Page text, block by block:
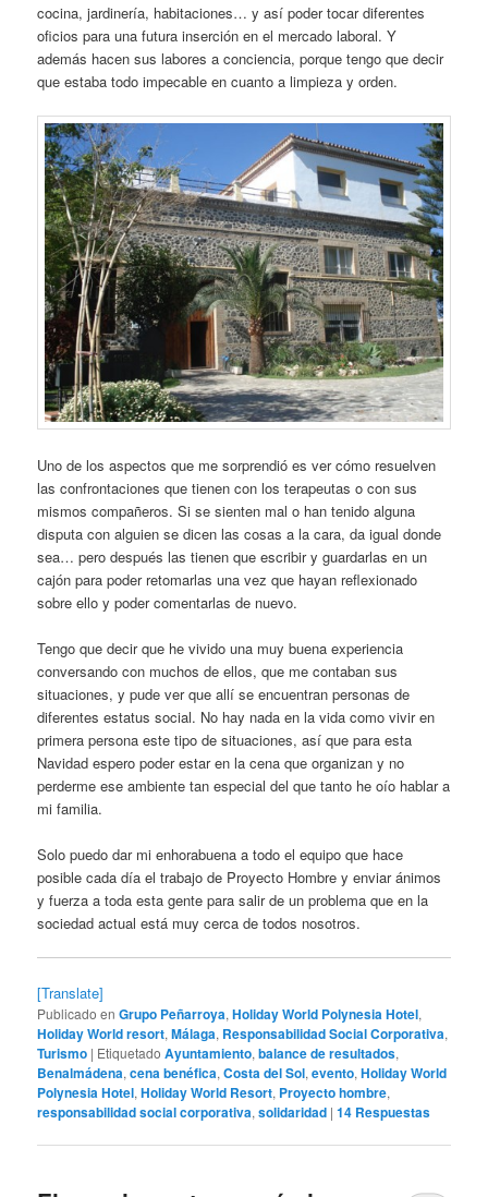
cocina, jardinería, habitaciones… y así poder tocar diferentes
oficios para una futura inserción en el mercado laboral. Y
además hacen sus labores a conciencia, porque tengo que decir
que estaba todo impecable en cuanto a limpieza y orden.
Uno de los aspectos que me sorprendió es ver cómo resuelven
las confrontaciones que tienen con los terapeutas o con sus
mismos compañeros. Si se sienten mal o han tenido alguna
disputa con alguien se dicen las cosas a la cara, da igual donde
sea… pero después las tienen que escribir y guardarlas en un
cajón para poder retomarlas una vez que hayan reflexionado
sobre ello y poder comentarlas de nuevo.
Tengo que decir que he vivido una muy buena experiencia
conversando con muchos de ellos, que me contaban sus
situaciones, y pude ver que allí se encuentran personas de
diferentes estatus social. No hay nada en la vida como vivir en
primera persona este tipo de situaciones, así que para esta
Navidad espero poder estar en la cena que organizan y no
perderme ese ambiente tan especial del que tanto he oío hablar a
mi familia.
Solo puedo dar mi enhorabuena a todo el equipo que hace
posible cada día el trabajo de Proyecto Hombre y enviar ánimos
y fuerza a toda esta gente para salir de un problema que en la
sociedad actual está muy cerca de todos nosotros.
[Translate]
Publicado en Grupo Peñarroya,Holiday World Polynesia Hotel,
Holiday World resort,Málaga, Responsabilidad Social Corporativa,
Turismo | Etiquetado Ayuntamiento,balance de resultados,
Benalmádena,cena benéfica,Costa del Sol,evento,Holiday World
Polynesia Hotel,Holiday World Resort, Proyecto hombre,
responsabilidad social corporativa,solidaridad |14 Respuestas